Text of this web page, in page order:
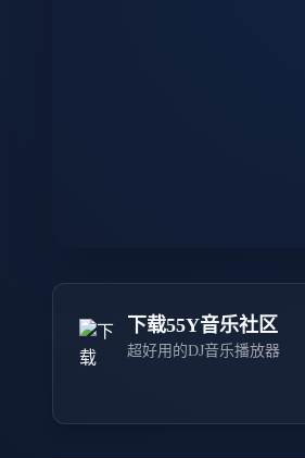
下载55Y音乐社区
超好用的DJ音乐播放器